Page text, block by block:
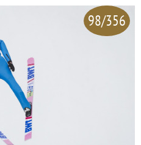
98/356